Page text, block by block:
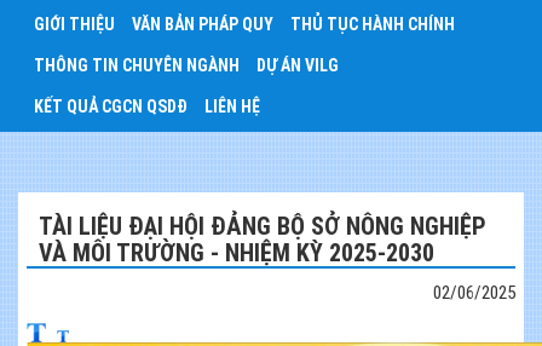
GIỚI THIỆU VĂN BẢN PHÁP QUY THỦ TỤC HÀNH CHÍNH
THÔNG TIN CHUYÊN NGÀNH DỰ ÁN VILG
KẾT QUẢ CGCN QSDĐ LIÊN HỆ
TÀI LIỆU ĐẠI HỘI ĐẢNG BỘ SỞ NÔNG NGHIỆP
VÀ MÔI TRƯỜNG - NHIỆM KỲ 2025-2030
02/06/2025